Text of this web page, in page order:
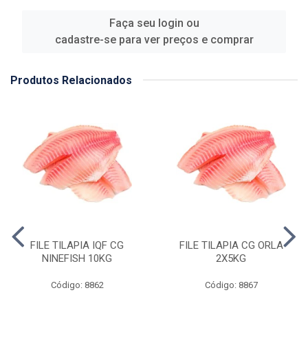
Faça seu login ou
cadastre-se para ver preços e comprar
Produtos Relacionados
FILE TILAPIA IQF CG
NINEFISH 10KG
Código: 8862
FILE TILAPIA CG ORLA
2X5KG
Código: 8867